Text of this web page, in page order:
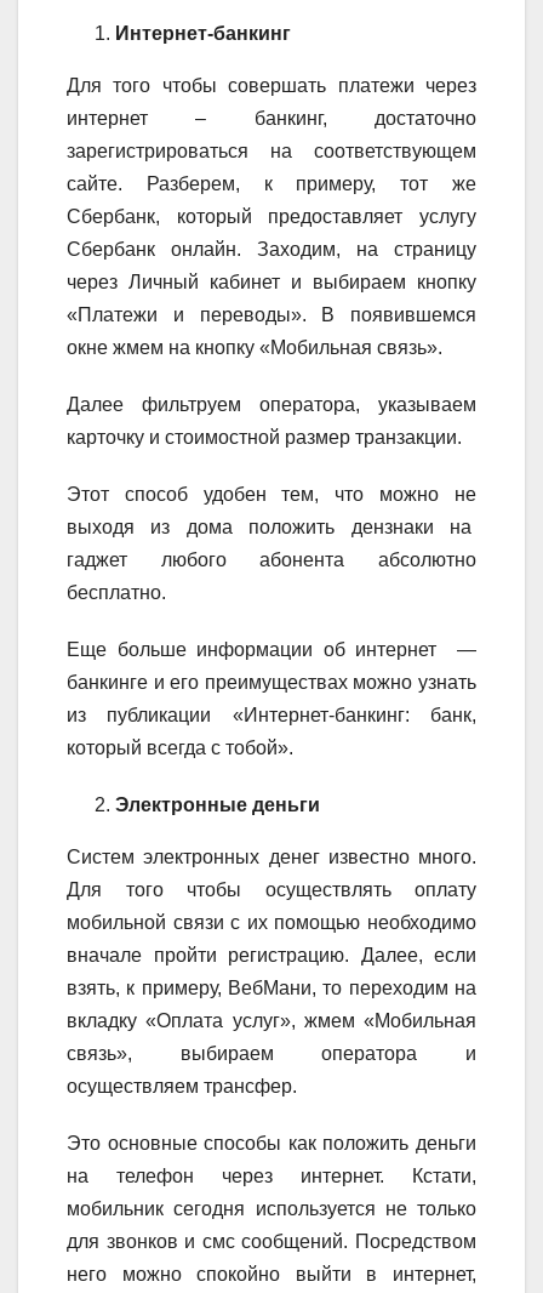
Интернет-банкинг
Для того чтобы совершать платежи через
интернет – банкинг, достаточно
зарегистрироваться на соответствующем
сайте. Разберем, к примеру, тот же
Сбербанк, который предоставляет услугу
Сбербанк онлайн. Заходим, на страницу
через Личный кабинет и выбираем кнопку
«Платежи и переводы». В появившемся
окне жмем на кнопку «Мобильная связь».
Далее фильтруем оператора, указываем
карточку и стоимостной размер транзакции.
Этот способ удобен тем, что можно не
выходя из дома положить дензнаки на
гаджет любого абонента абсолютно
бесплатно.
Еще больше информации об интернет —
банкинге и его преимуществах можно узнать
из публикации «Интернет-банкинг: банк,
который всегда с тобой».
Электронные деньги
Систем электронных денег известно много.
Для того чтобы осуществлять оплату
мобильной связи с их помощью необходимо
вначале пройти регистрацию. Далее, если
взять, к примеру, ВебМани, то переходим на
вкладку «Оплата услуг», жмем «Мобильная
связь», выбираем оператора и
осуществляем трансфер.
Это основные способы как положить деньги
на телефон через интернет. Кстати,
мобильник сегодня используется не только
для звонков и смс сообщений. Посредством
него можно спокойно выйти в интернет,